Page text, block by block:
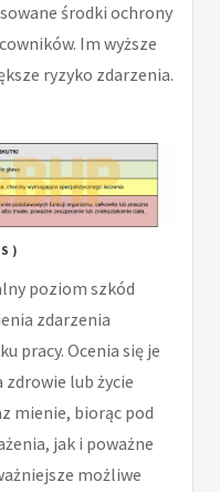
środki ochrony
Im wyższe
ryzyko zdarzenia.
poziom szkód
zdarzenia
pracy. Ocenia się je
zdrowie lub życie
mienie, biorąc pod
jak i poważne
możliwe